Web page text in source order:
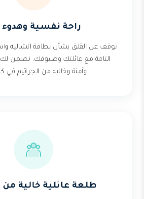
راحة نفسية وهدوء
توقف عن القلق بشأن نظافة الشاليه
التامة مع عائلتك وضيوفك. نضمن
وآمنة وخالية من الجراثيم في
طلعة عائلية خالية من